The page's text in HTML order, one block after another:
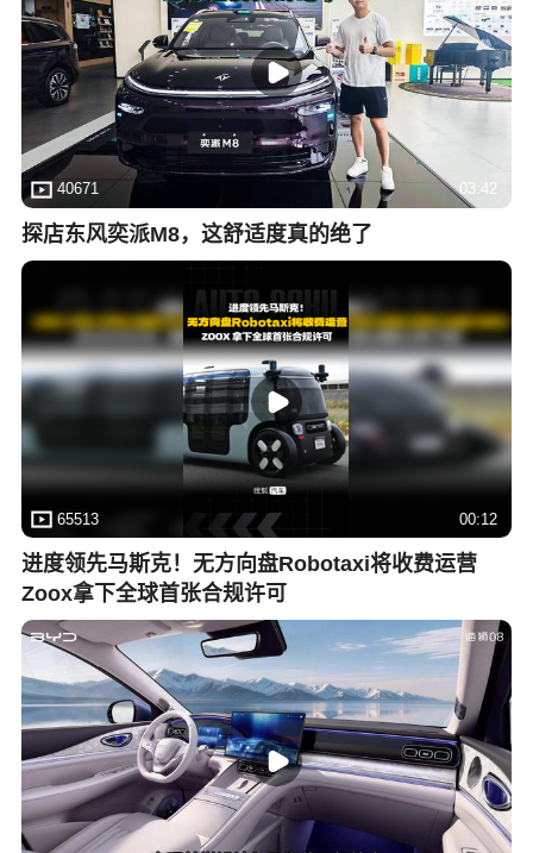
40671 03:42
探店东风奕派M8，这舒适度真的绝了
65513 00:12
进度领先马斯克！无方向盘Robotaxi将收费运营
Zoox拿下全球首张合规许可